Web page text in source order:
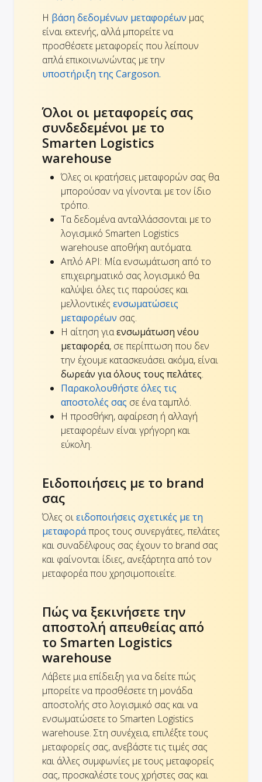
Η βάση δεδομένων μεταφορέων μας
είναι εκτενής, αλλά μπορείτε να
προσθέσετε μεταφορείς που λείπουν
απλά επικοινωνώντας με την
υποστήριξη της Cargoson.
Όλοι οι μεταφορείς σας
συνδεδεμένοι με το
Smarten Logistics
warehouse
Όλες οι κρατήσεις μεταφορών σας θα
μπορούσαν να γίνονται με τον ίδιο
τρόπο.
Τα δεδομένα ανταλλάσσονται με το
λογισμικό Smarten Logistics
warehouse αποθήκη αυτόματα.
Απλό API: Μία ενσωμάτωση από το
επιχειρηματικό σας λογισμικό θα
καλύψει όλες τις παρούσες και
μελλοντικές ενσωματώσεις
μεταφορέων σας.
Η αίτηση γιαενσωμάτωση νέου
μεταφορέα, σε περίπτωση που δεν
την έχουμε κατασκευάσει ακόμα, είναι
δωρεάν για όλους τους πελάτες.
Παρακολουθήστε όλες τις
αποστολές σας σε ένα ταμπλό.
Η προσθήκη, αφαίρεση ή αλλαγή
μεταφορέων είναι γρήγορη και
εύκολη.
Ειδοποιήσεις με το brand
σας
Όλες οιειδοποιήσεις σχετικές με τη
μεταφοράπρος τους συνεργάτες, πελάτες
και συναδέλφους σας έχουν το brand σας
και φαίνονται ίδιες, ανεξάρτητα από τον
μεταφορέα που χρησιμοποιείτε.
Πώς να ξεκινήσετε την
αποστολή απευθείας από
το Smarten Logistics
warehouse
Λάβετε μια επίδειξη για να δείτε πώς
μπορείτε να προσθέσετε τη μονάδα
αποστολής στο λογισμικό σας και να
ενσωματώσετε το Smarten Logistics
warehouse. Στη συνέχεια, επιλέξτε τους
μεταφορείς σας, ανεβάστε τις τιμές σας
και άλλες συμφωνίες με τους μεταφορείς
σας, προσκαλέστε τους χρήστες σας και